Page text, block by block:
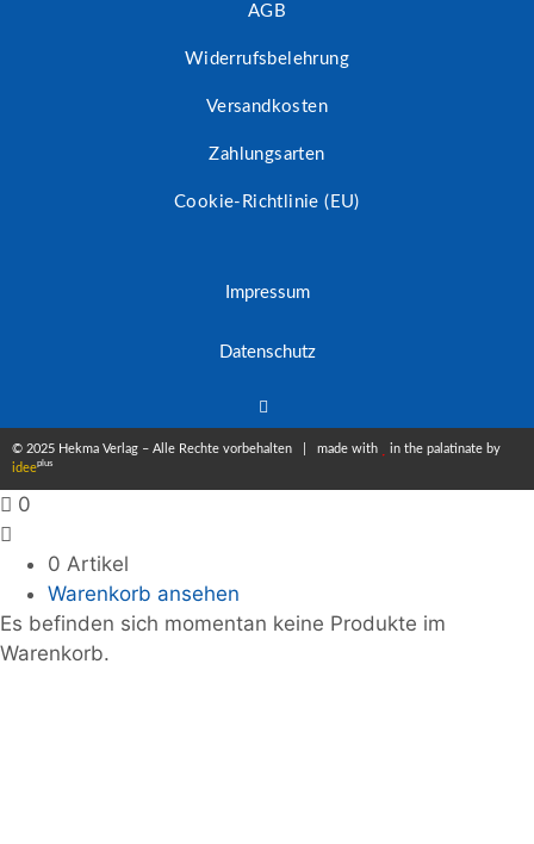
AGB
Widerrufsbelehrung
Versandkosten
Zahlungsarten
Cookie-Richtlinie (EU)
Impressum
Datenschutz
© 2025 Hekma Verlag – Alle Rechte vorbehalten | made with
in the palatinate by
ideeplus
0
0 Artikel
Warenkorb ansehen
Es befinden sich momentan keine Produkte im
Warenkorb.